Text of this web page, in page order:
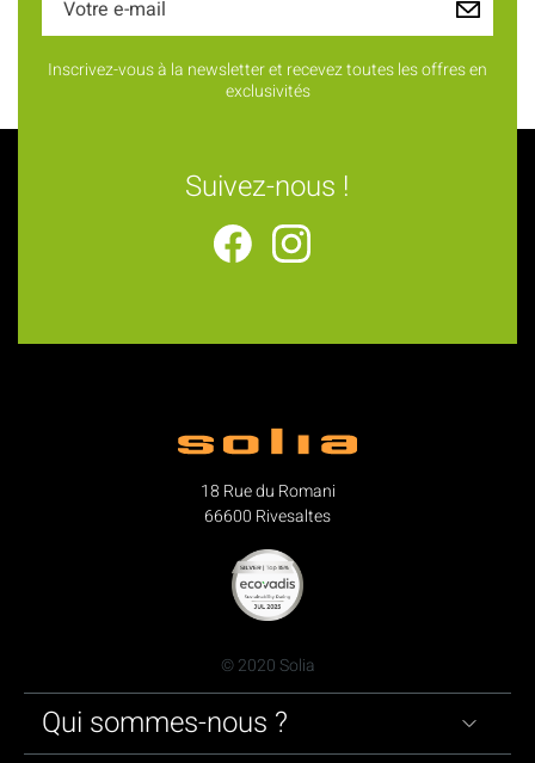
Inscrivez-vous à la newsletter et recevez toutes les offres en
exclusivités
Suivez-nous !
18 Rue du Romani
66600 Rivesaltes
© 2020 Solia
Qui sommes-nous ?